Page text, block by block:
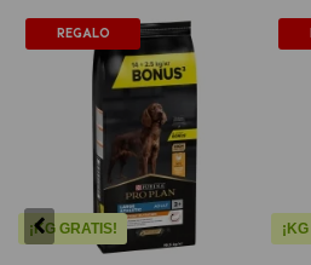
REGALO
¡KG GRATIS!